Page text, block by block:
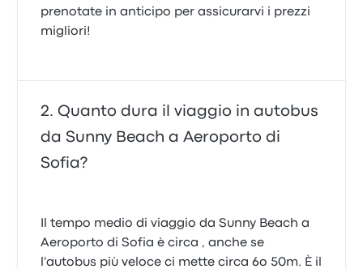
prenotate in anticipo per assicurarvi i prezzi
migliori!
Quanto dura il viaggio in autobus
da Sunny Beach a Aeroporto di
Sofia?
Il tempo medio di viaggio da Sunny Beach a
Aeroporto di Sofia è circa , anche se
l'autobus più veloce ci mette circa 6o 50m. È il